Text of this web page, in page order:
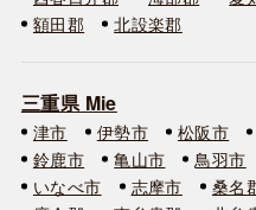
額田郡
北設楽郡
三重県 Mie
津市 伊勢市 松阪市
鈴鹿市
亀山市 鳥羽市
いなべ市
志摩市 桑名